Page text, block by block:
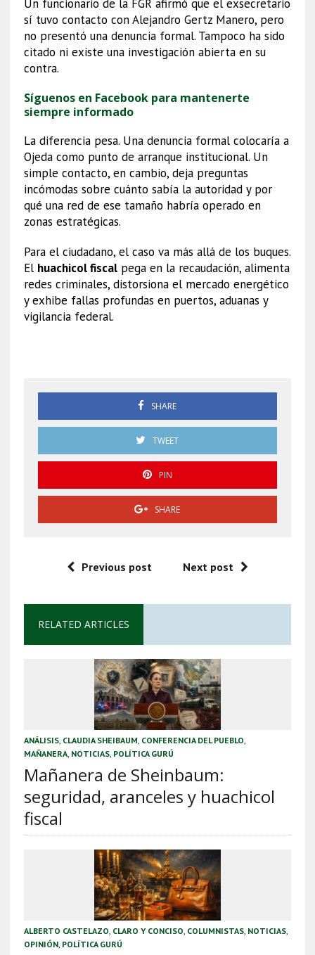
Un funcionario de la FGR afirmó que el exsecretario
sí tuvo contacto con Alejandro Gertz Manero, pero
no presentó una denuncia formal. Tampoco ha sido
citado ni existe una investigación abierta en su
contra.
Síguenos en Facebook para mantenerte
siempre informado
La diferencia pesa. Una denuncia formal colocaría a
Ojeda como punto de arranque institucional. Un
simple contacto, en cambio, deja preguntas
incómodas sobre cuánto sabía la autoridad y por
qué una red de ese tamaño habría operado en
zonas estratégicas.
Para el ciudadano, el caso va más allá de los buques.
El huachicol fiscalpega en la recaudación, alimenta
redes criminales, distorsiona el mercado energético
y exhibe fallas profundas en puertos, aduanas y
vigilancia federal.
SHARE
TWEET
PIN
SHARE
Previous post Next post
RELATED ARTICLES
ANÁLISIS, CLAUDIA SHEIBAUM CONFERENCIA DEL PUEBLO
MAÑANERA, NOTICIAS, POLÍTICA GURÚ
Mañanera de Sheinbaum:
seguridad, aranceles y huachicol
fiscal
ALBERTO CASTELAZO CLARO Y CONCISO COLUMNISTAS, NOTICIAS,
OPINIÓN, POLÍTICA GURÚ